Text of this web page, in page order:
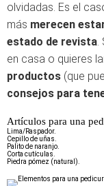
olvidadas. Es el
más merecen
estado de revista.
en casa o quieres
productos (que
consejos para
Artículos para una
Lima/Raspador.
Cepillo de uñas.
Palito de naranjo.
Corta cutículas.
Piedra pómez (natural).